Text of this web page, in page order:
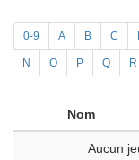
0-9 A B C
N O P Q R
Nom
Aucun